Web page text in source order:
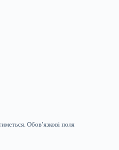
Обов’язкові поля